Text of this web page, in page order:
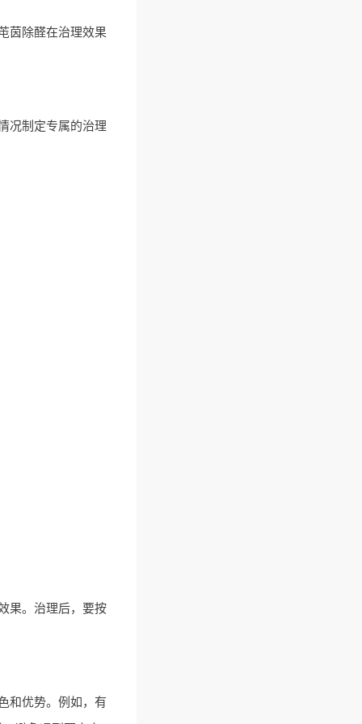
茵除醛在治理效果
况制定专属的治理
果。治理后，要按
和优势。例如，有